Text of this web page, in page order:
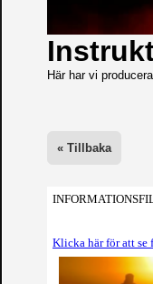
Här har vi
Klicka här för att se